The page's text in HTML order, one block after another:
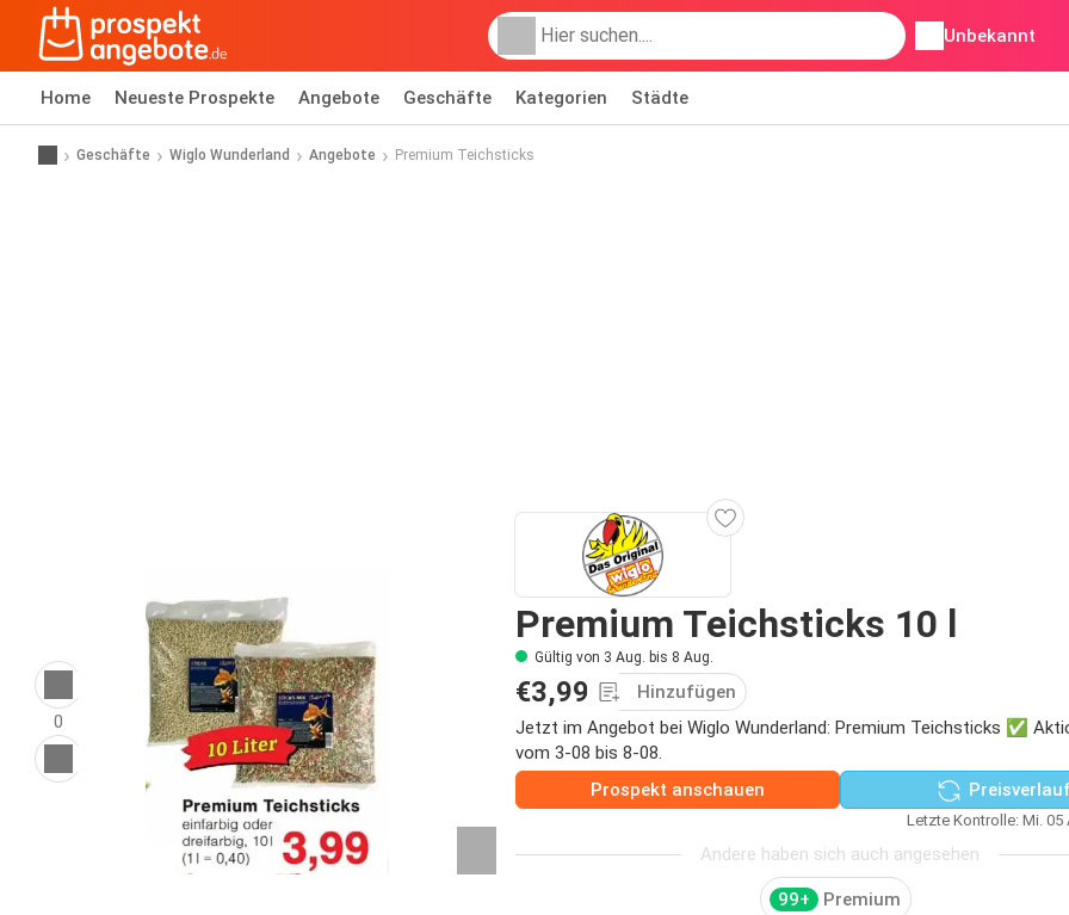
Unbekannt
Home Neueste Prospekte Angebote Geschäfte Kategorien Städte
Geschäfte Wiglo Wunderland Angebote Premium Teichsticks
0
Premium Teichsticks 10 l
Gültig von 3 Aug. bis 8 Aug.
€3,99
Hinzufügen
Jetzt im Angebot bei Wiglo Wunderland: Premium Teichsticks ✅
vom 3-08 bis 8-08.
Prospekt anschauen
Letzte Kontrolle: Mi. 05
Andere haben sich auch angesehen
99+ Premium